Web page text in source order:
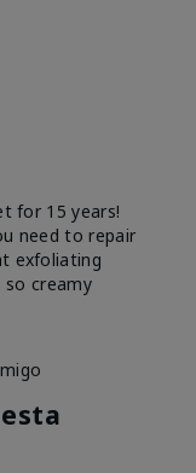
for 15 years!
need to repair
exfoliating
so creamy